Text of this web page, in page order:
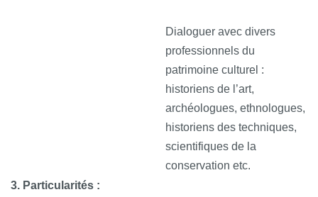
Dialoguer avec divers
professionnels du
patrimoine culturel :
historiens de l’art,
archéologues, ethnologues,
historiens des techniques,
scientifiques de la
conservation etc.
3. Particularités :